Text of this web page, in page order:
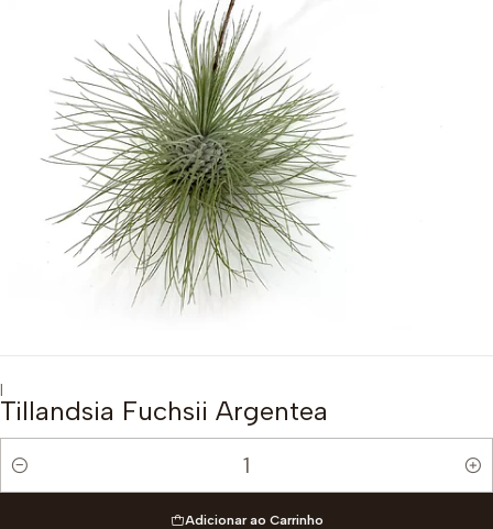
|
Tillandsia Fuchsii Argentea
Quantidade
Adicionar ao Carrinho